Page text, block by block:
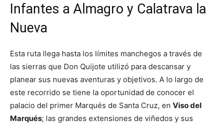
Infantes a Almagro y Calatrava la
Nueva
Esta ruta llega hasta los límites manchegos a través de
las sierras que Don Quijote utilizó para descansar y
planear sus nuevas aventuras y objetivos. A lo largo de
este recorrido se tiene la oportunidad de conocer el
palacio del primer Marqués de Santa Cruz, en Viso del
Marqués; las grandes extensiones de viñedos y sus